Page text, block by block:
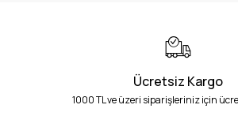
Ücretsiz Kargo
1000 TL ve üzeri siparişleriniz için